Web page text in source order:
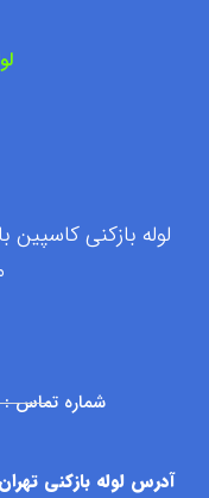
شماره تماس : ۰۹۱۲۷۶۰۹۵۰۰ آقای بهروز رجبی
آدرس لوله بازکنی تهران